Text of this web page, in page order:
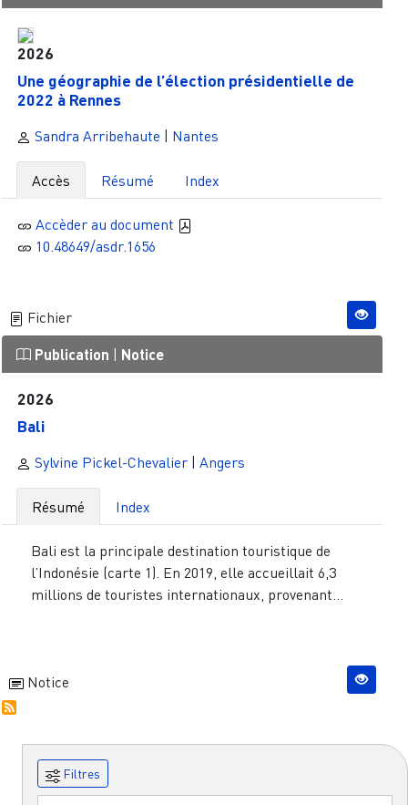
2026
Une géographie de l’élection présidentielle de
2022 à Rennes
Sandra Arribehaute | Nantes
Accès Résumé Index
Accèder au document
10.48649/asdr.1656
Fichier
Publication Notice
2026
Bali
Sylvine Pickel-Chevalier| Angers
Résumé Index
Bali est la principale destination touristique de
l’Indonésie (carte 1). En 2019, elle accueillait 6,3
millions de touristes internationaux, provenant...
Notice
Filtres